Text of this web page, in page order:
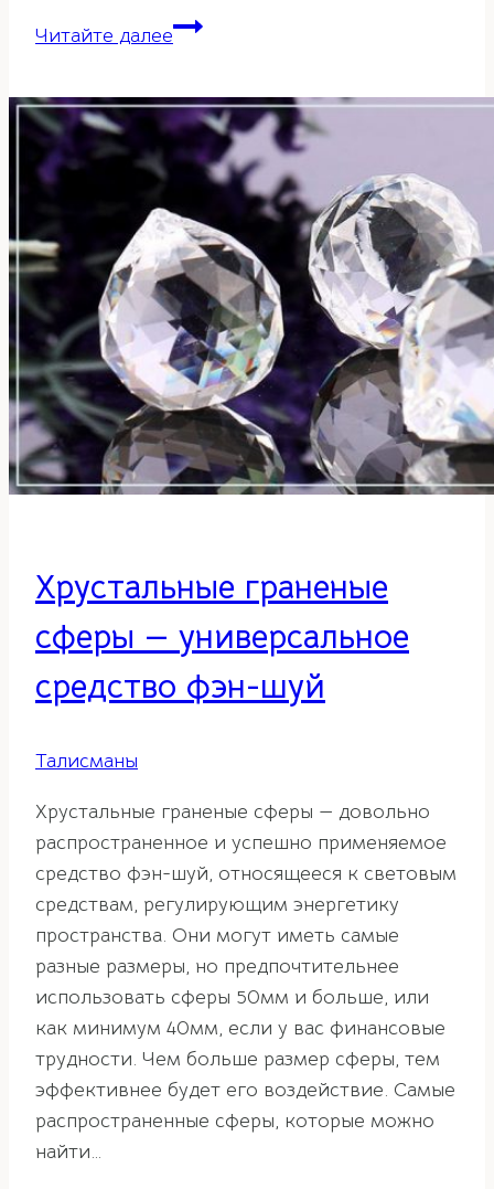
Читайте далееПерсональная
Хрустальные граненые
сферы — универсальное
средство фэн-шуй
Талисманы
Хрустальные граненые сферы — довольно
распространенное и успешно применяемое
средство фэн-шуй, относящееся к световым
средствам, регулирующим энергетику
пространства. Они могут иметь самые
разные размеры, но предпочтительнее
использовать сферы 50мм и больше, или
как минимум 40мм, если у вас финансовые
трудности. Чем больше размер сферы, тем
эффективнее будет его воздействие. Самые
распространенные сферы, которые можно
найти…